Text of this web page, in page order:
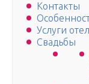
Контакты
Услуги
Свадьбы